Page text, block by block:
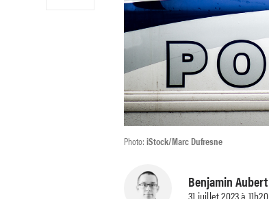
Photo:iStock/Marc Dufresne
Benjamin Aubert
31 juillet 2023 à 11h20